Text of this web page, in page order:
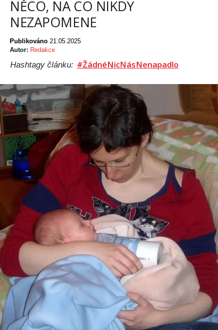
NĚCO, NA CO NIKDY
NEZAPOMENE
Publikováno 21.05.2025
Autor: Redakce
Hashtagy článku: #ŽádnéNicNásNenapadlo